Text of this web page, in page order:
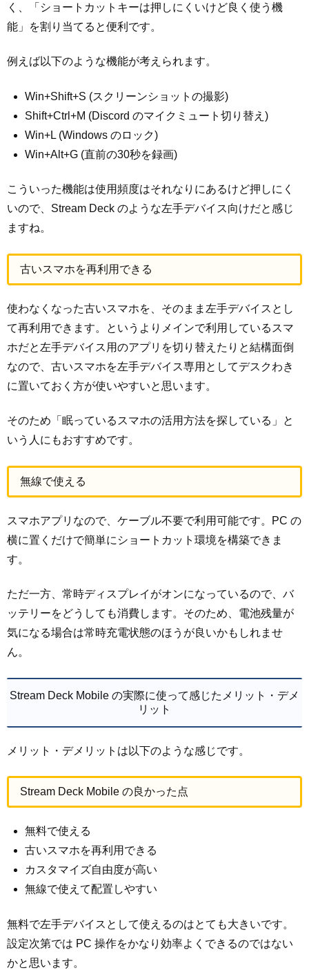
く、「ショートカットキーは押しにくいけど良く使う機
能」を割り当てると便利です。
例えば以下のような機能が考えられます。
Win+Shift+S (スクリーンショットの撮影)
Shift+Ctrl+M (Discord のマイクミュート切り替え)
Win+L (Windows のロック)
Win+Alt+G (直前の30秒を録画)
こういった機能は使用頻度はそれなりにあるけど押しにく
いので、Stream Deck のような左手デバイス向けだと感じ
ますね。
古いスマホを再利用できる
使わなくなった古いスマホを、そのまま左手デバイスとし
て再利用できます。というよりメインで利用しているスマ
ホだと左手デバイス用のアプリを切り替えたりと結構面倒
なので、古いスマホを左手デバイス専用としてデスクわき
に置いておく方が使いやすいと思います。
そのため「眠っているスマホの活用方法を探している」と
いう人にもおすすめです。
無線で使える
スマホアプリなので、ケーブル不要で利用可能です。PC の
横に置くだけで簡単にショートカット環境を構築できま
す。
ただ一方、常時ディスプレイがオンになっているので、バ
ッテリーをどうしても消費します。そのため、電池残量が
気になる場合は常時充電状態のほうが良いかもしれませ
ん。
Stream Deck Mobile の実際に使って感じたメリット・デメ
リット
メリット・デメリットは以下のような感じです。
Stream Deck Mobile の良かった点
無料で使える
古いスマホを再利用できる
カスタマイズ自由度が高い
無線で使えて配置しやすい
無料で左手デバイスとして使えるのはとても大きいです。
設定次第では PC 操作をかなり効率よくできるのではない
かと思います。